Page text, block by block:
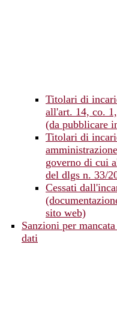
Titolari di
all'art. 14, co.
(da pubblicare
Titolari di
governo di cui
del dlgs n. 33/
Cessati
sito web)
Sanzioni per
dati